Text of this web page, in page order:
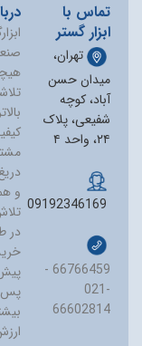
تماس با
ابزار گستر
تهران،
میدان حسن
آباد، کوچه
شفیعی، پلاک
۲۴، واحد ۴
09192346169
66766459 -
021-
66602814
و
در
پس